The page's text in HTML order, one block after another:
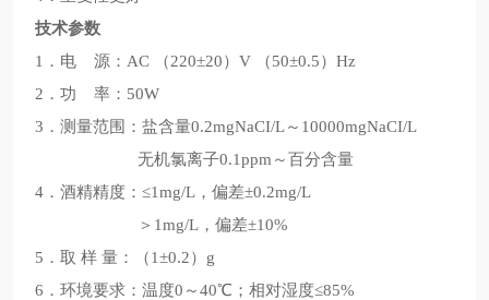
技术参数
1．电 源：AC （220±20）V （50±0.5）Hz
2．功 率：50W
3．测量范围：盐含量0.2mgNaCI/L～10000mgNaCI/L
无机氯离子0.1ppm～百分含量
4．酒精精度：≤1mg/L，偏差±0.2mg/L
＞1mg/L，偏差±10%
5．取 样 量：（1±0.2）g
6．环境要求：温度0～40℃；相对湿度≤85%